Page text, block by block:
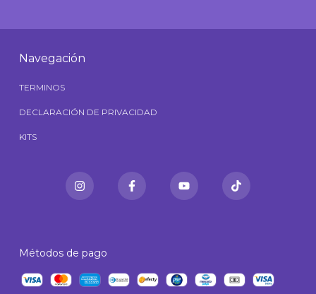
Navegación
TERMINOS
DECLARACIÓN DE PRIVACIDAD
KITS
Métodos de pago